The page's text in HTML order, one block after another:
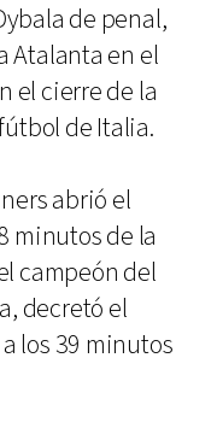
de penal,
Atalanta en el
el cierre de la
de Italia.
abrió el
minutos de la
campeón del
decretó el
los 39 minutos